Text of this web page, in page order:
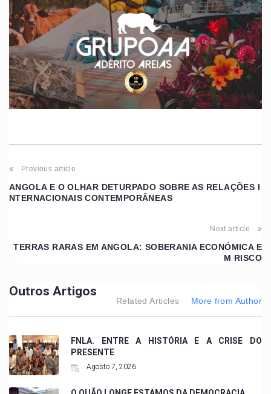
Previous article
ANGOLA E O OLHAR DETURPADO SOBRE AS RELAÇÕES I
NTERNACIONAIS CONTEMPORÂNEAS
Next article
TERRAS RARAS EM ANGOLA: SOBERANIA ECONÓMICA E
M RISCO
Outros Artigos
Related Articles More from Author
FNLA. ENTRE A HISTÓRIA E A CRISE DO
PRESENTE
Agosto 7, 2026